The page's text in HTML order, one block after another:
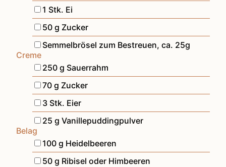
▢
1 Stk. Ei
▢
50 g Zucker
▢
Semmelbrösel zum Bestreuen,ca. 25g
Creme
▢
250 g Sauerrahm
▢
70 g Zucker
▢
3 Stk. Eier
▢
25 g Vanillepuddingpulver
Belag
▢
100 g Heidelbeeren
▢
50 g Ribisel oder Himbeeren